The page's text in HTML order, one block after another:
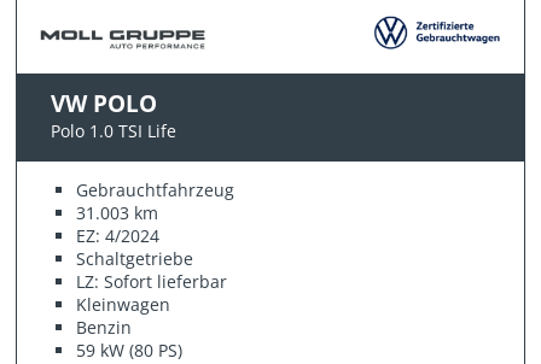
VW POLO
Polo 1.0 TSI Life
Gebrauchtfahrzeug
31.003 km
EZ: 4/2024
Schaltgetriebe
LZ: Sofort lieferbar
Kleinwagen
Benzin
59 kW (80 PS)